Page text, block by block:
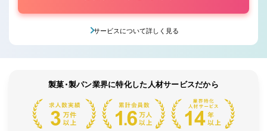
サービスについて詳しく見る
製菓・製パン業界に特化した人材サービスだから